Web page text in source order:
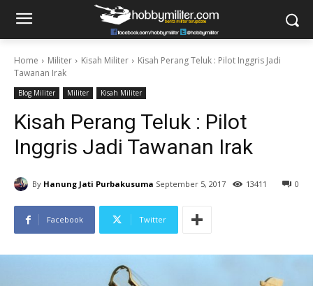
Home Militer Kisah Militer
Kisah Perang Teluk : Pilot Inggris Jadi
Tawanan Irak
Blog Militer Militer Kisah Militer
Kisah Perang Teluk : Pilot
Inggris Jadi Tawanan Irak
By Hanung Jati Purbakusuma September 5, 2017 0
13411
Facebook Twitter